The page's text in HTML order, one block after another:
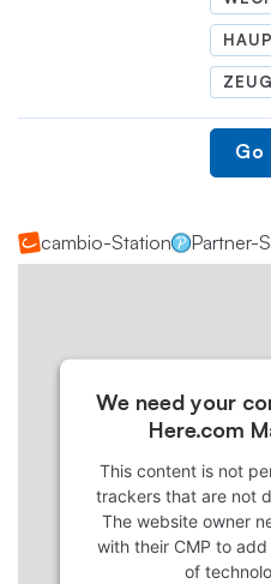
Go
cambio-Station Partner-
We need your
Here.com
This content is not
trackers that are not
The website owner
with their CMP to
of